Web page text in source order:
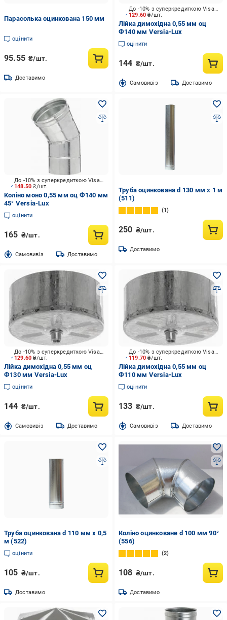
Парасолька оцинкована 150 мм
оцінити
95.55 ₴/шт.
Доставимо
129.60₴/шт.
До -10% з суперкредиткою Visa Вигода
Лійка димохідна 0,55 мм оц
Ф140 мм Versia-Lux
оцінити
144 ₴/шт.
Cамовивіз Доставимо
148.50₴/шт.
До -10% з суперкредиткою Visa Вигода
Коліно моно 0,55 мм оц Ф140 мм
45° Versia-Lux
оцінити
165 ₴/шт.
Cамовивіз Доставимо
Труба оцинкована d 130 мм x 1 м
(511)
1
250 ₴/шт.
Доставимо
129.60₴/шт.
До -10% з суперкредиткою Visa Вигода
Лійка димохідна 0,55 мм оц
Ф130 мм Versia-Lux
оцінити
144 ₴/шт.
Cамовивіз Доставимо
119.70₴/шт.
До -10% з суперкредиткою Visa Вигода
Лійка димохідна 0,55 мм оц
Ф110 мм Versia-Lux
оцінити
133 ₴/шт.
Cамовивіз Доставимо
Труба оцинкована d 110 мм x 0,5
м (522)
оцінити
105 ₴/шт.
Доставимо
Коліно оцинковане d 100 мм 90°
(556)
2
108 ₴/шт.
Доставимо